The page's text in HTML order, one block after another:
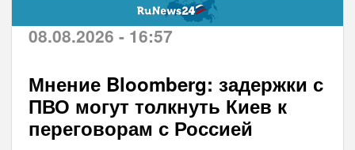
08.08.2026 - 16:57
Мнение Bloomberg: задержки с
ПВО могут толкнуть Киев к
переговорам с Россией